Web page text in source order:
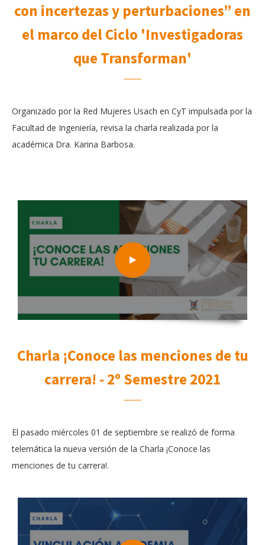
con incertezas y perturbaciones” en
el marco del Ciclo 'Investigadoras
que Transforman'
Organizado por la Red Mujeres Usach en CyT impulsada por la
Facultad de Ingeniería, revisa la charla realizada por la
académica Dra. Karina Barbosa.
Charla ¡Conoce las menciones de tu
carrera! - 2º Semestre 2021
El pasado miércoles 01 de septiembre se realizó de forma
telemática la nueva versión de la Charla ¡Conoce las
menciones de tu carrera!.